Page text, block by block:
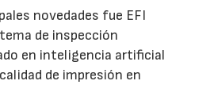
novedades fue EFI
de inspección
en inteligencia artificial
de impresión en